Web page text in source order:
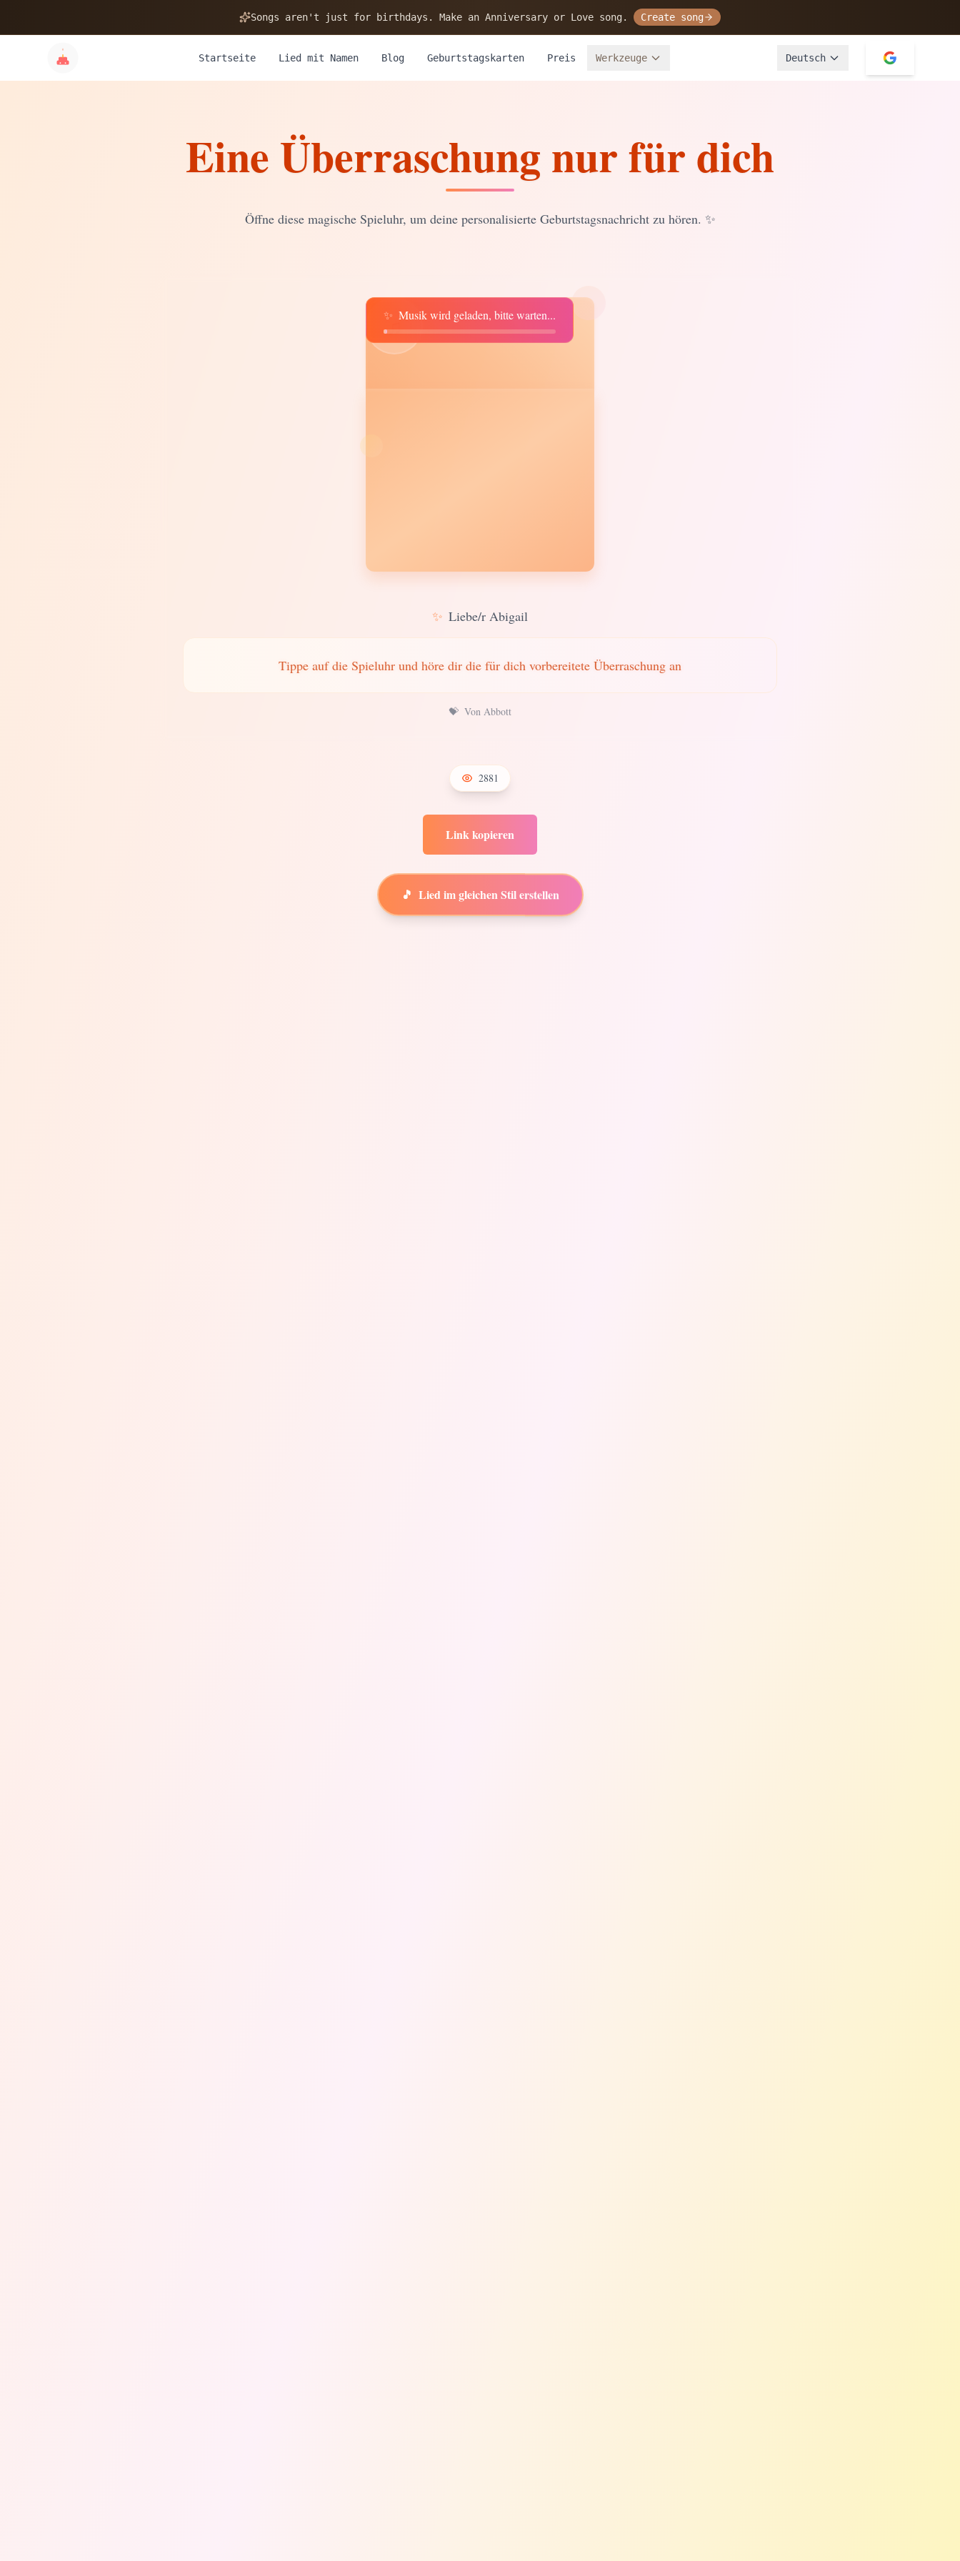
Songs aren't just for birthdays. Make an Anniversary or Love song. Create song
Startseite Lied mit Namen Blog Geburtstagskarten Preis Werkzeuge Deutsch
Eine Überraschung nur für dich
Öffne diese magische Spieluhr, um deine personalisierte Geburtstagsnachricht zu hören. ✨
♫
✨ Musik wird geladen, bitte warten...
✨ Liebe/r Abigail
Tippe auf die Spieluhr und höre dir die für dich vorbereitete Überraschung an
💝 Von Abbott
2881
Link kopieren
🎵 Lied im gleichen Stil erstellen